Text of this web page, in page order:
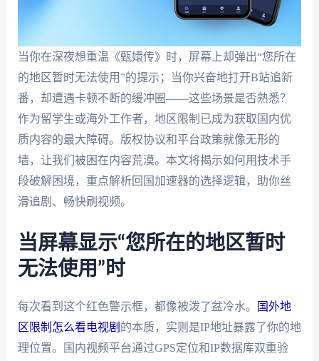
当你在深夜想重温《甄嬛传》时，屏幕上却弹出“您所在
的地区暂时无法使用”的提示；当你兴奋地打开B站追新
番，却遭遇卡顿不断的缓冲圈——这些场景是否熟悉？
作为留学生或海外工作者，地区限制已成为获取国内优
质内容的最大障碍。版权协议和平台政策就像无形的
墙，让我们被困在内容荒漠。本文将揭示如何用技术手
段破解困境，重点解析回国加速器的选择逻辑，助你丝
滑追剧、畅快刷视频。
当屏幕显示“您所在的地区暂时
无法使用”时
每次看到这个红色警示框，都像被泼了盆冷水。
国外地
区限制怎么看电视剧 的本质，实则是IP地址暴露了你的地
理位置。国内视频平台通过GPS定位和IP数据库双重验